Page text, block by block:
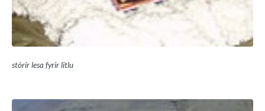
stórir lesa fyrir litlu